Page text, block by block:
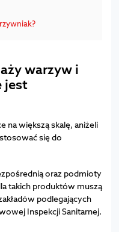
warzyw i
jest
na większą skalę, aniżeli
się do
oraz podmioty
takich produktów muszą
podlegających
Inspekcji Sanitarnej.